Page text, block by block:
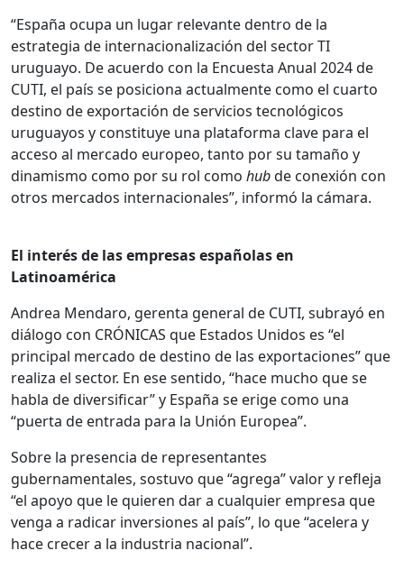
“España ocupa un lugar relevante dentro de la
estrategia de internacionalización del sector TI
uruguayo. De acuerdo con la Encuesta Anual 2024 de
CUTI, el país se posiciona actualmente como el cuarto
destino de exportación de servicios tecnológicos
uruguayos y constituye una plataforma clave para el
acceso al mercado europeo, tanto por su tamaño y
dinamismo como por su rol como hubde conexión con
otros mercados internacionales”, informó la cámara.
El interés de las empresas españolas en
Latinoamérica
Andrea Mendaro, gerenta general de CUTI, subrayó en
diálogo con CRÓNICAS que Estados Unidos es “el
principal mercado de destino de las exportaciones” que
realiza el sector. En ese sentido, “hace mucho que se
habla de diversificar” y España se erige como una
“puerta de entrada para la Unión Europea”.
Sobre la presencia de representantes
gubernamentales, sostuvo que “agrega” valor y refleja
“el apoyo que le quieren dar a cualquier empresa que
venga a radicar inversiones al país”, lo que “acelera y
hace crecer a la industria nacional”.